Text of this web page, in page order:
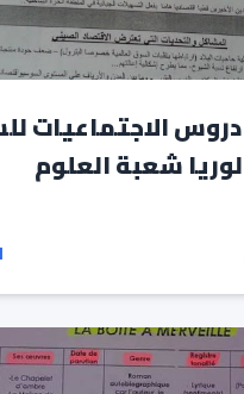
الاجتماعيات
شعبة العلوم